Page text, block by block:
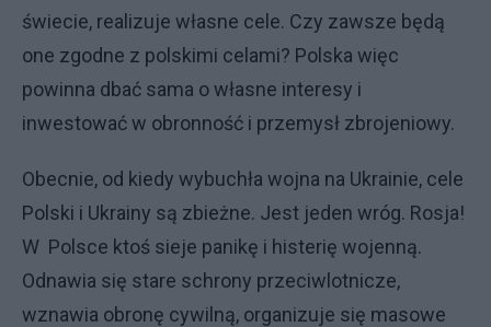
świecie, realizuje własne cele. Czy zawsze będą
one zgodne z polskimi celami? Polska więc
powinna dbać sama o własne interesy i
inwestować w obronność i przemysł zbrojeniowy.
Obecnie, od kiedy wybuchła wojna na Ukrainie, cele
Polski i Ukrainy są zbieżne. Jest jeden wróg. Rosja!
W Polsce ktoś sieje panikę i histerię wojenną.
Odnawia się stare schrony przeciwlotnicze,
wznawia obronę cywilną, organizuje się masowe